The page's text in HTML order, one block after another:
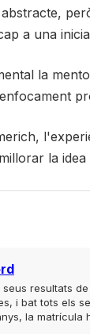
a una
la
la
seus resultats
i bat tots els
la matrícula